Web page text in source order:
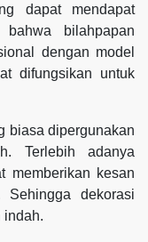
dapat mendapat
bilahpapan
dengan model
difungsikan untuk
biasa dipergunakan
Terlebih adanya
memberikan kesan
dekorasi
indah.